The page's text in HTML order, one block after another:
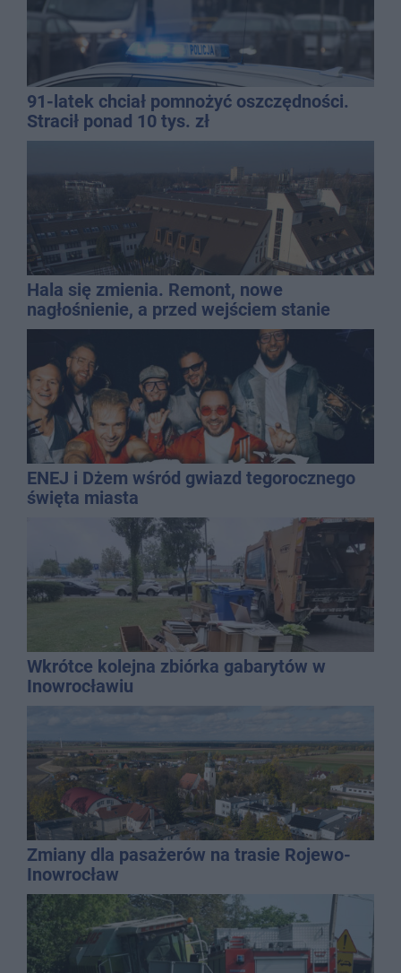
91-latek chciał pomnożyć oszczędności.
Stracił ponad 10 tys. zł
Hala się zmienia. Remont, nowe
nagłośnienie, a przed wejściem stanie
QEMETICA ARENA
ENEJ i Dżem wśród gwiazd tegorocznego
święta miasta
Wkrótce kolejna zbiórka gabarytów w
Inowrocławiu
Zmiany dla pasażerów na trasie Rojewo-
Inowrocław